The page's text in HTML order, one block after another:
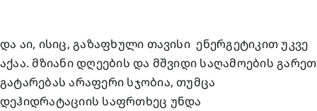
და აი, ისიც, გაზაფხული თავისი ენერგეტიკით უკვე
აქაა. მზიანი დღეების და მშვიდი საღამოების გარეთ
გატარებას არაფერი სჯობია, თუმცა
დეჰიდრატაციის საფრთხეც უნდა